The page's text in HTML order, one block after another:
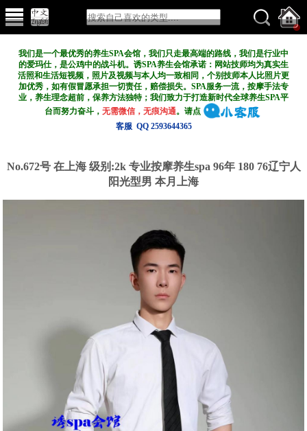
我们是一个最优秀的养生SPA会馆，我们只走最高端的路线，我们是行业中
的爱玛仕，是公鸡中的战斗机。诱SPA养生会馆承诺：网站技师均为真实生
活照和生活短视频，照片及视频与本人均一致相同，个别技师本人比照片更
加优秀，如有假冒愿承担一切责任，赔偿损失。SPA服务一流，按摩手法专
业，养生理念超前，保养方法独特；我们致力于打造新时代全球养生SPA平
台而努力奋斗，无需微信，无痕沟通。请点
客服 QQ 2593644365
No.672号 在上海 级别:2k 专业按摩养生spa 96年 180 76辽宁人
阳光型男 本月上海